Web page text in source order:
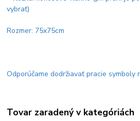
vybrať)
Rozmer: 75x75cm
Odporúčame dodržiavať pracie symboly
Tovar zaradený v kategóriách